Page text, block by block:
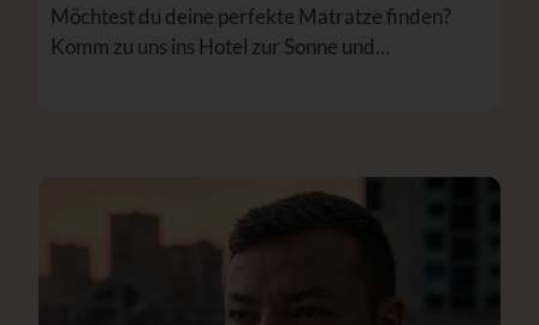
Möchtest du deine perfekte Matratze finden?
Komm zu uns ins Hotel zur Sonne und…